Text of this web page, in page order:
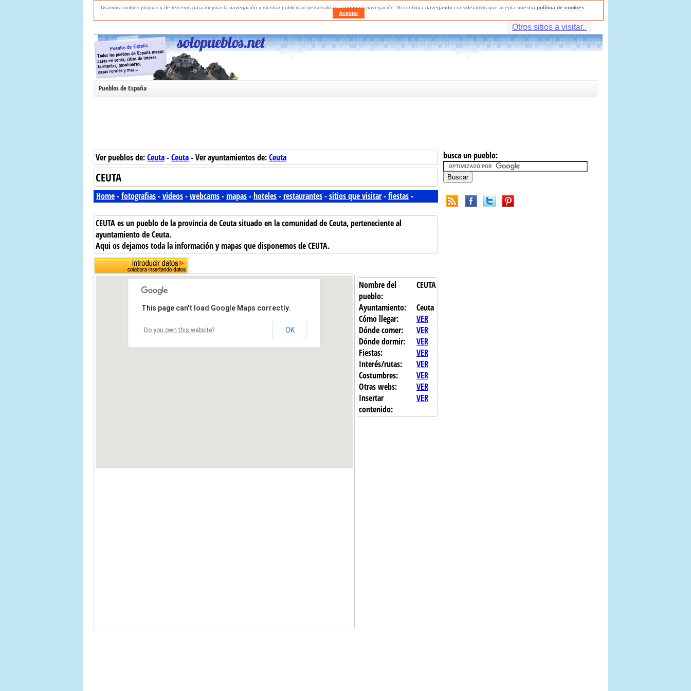
Usamos cookies propias y de terceros para mejorar la navegación y mostrar publicidad personalizada según su navegación. Si continua navegando consideramos que acepta nuestra política de cookies
Aceptar
Otros sitios a visitar..
Pueblos de España
Ver pueblos de:Ceuta-Ceuta- Ver ayuntamientos de:Ceuta
CEUTA
Home-fotografias-videos-webcams-mapas-hoteles-restaurantes-sitios que visitar-fiestas-
CEUTA es un pueblo de la provincia de Ceuta situado en la comunidad de Ceuta, perteneciente al
ayuntamiento de Ceuta.
Aqui os dejamos toda la información y mapas que disponemos de CEUTA.
This page can't load Google Maps correctly.
Do you own this website? OK
Nombre del
pueblo:
CEUTA
Ayuntamiento:
Ceuta
Cómo llegar:
VER
Dónde comer:
VER
Dónde dormir:
VER
Fiestas:
VER
Interés/rutas:
VER
Costumbres:
VER
Otras webs:
VER
Insertar
contenido:
VER
busca un pueblo: